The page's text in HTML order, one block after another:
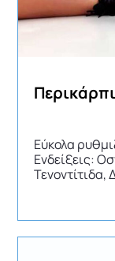
Εύκολα
Ενδείξεις: